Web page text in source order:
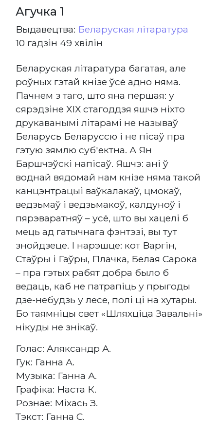
Агучка 1
Выдавецтва: Беларуская літаратура
10 гадзін 49 хвілін
Беларуская літаратура багатая, але
роўных гэтай кнізе ўсё адно няма.
Пачнем з таго, што яна першая: у
сярэдзіне ХІХ стагоддзя яшчэ ніхто
друкаванымі літарамі не называў
Беларусь Беларуссю і не пісаў пра
гэтую зямлю суб'ектна. А Ян
Баршчэўскі напісаў. Яшчэ: ані ў
воднай вядомай нам кнізе няма такой
канцэнтрацыі ваўкалакаў, цмокаў,
ведзьмаў і ведзьмакоў, калдуноў і
пярэваратняў – усё, што вы хацелі б
мець ад гатычнага фэнтэзі, вы тут
знойдзеце. І нарэшце: кот Варгін,
Стаўры і Гаўры, Плачка, Белая Сарока
– пра гэтых рабят добра было б
ведаць, каб не патрапіць у прыгоды
дзе-небудзь у лесе, полі ці на хутары.
Бо таямніцы свет «Шляхціца Завальні»
нікуды не знікаў.
Голас: Аляксандр А.
Гук: Ганна А.
Музыка: Ганна А.
Графіка: Наста К.
Рознае: Міхась З.
Тэкст: Ганна С.